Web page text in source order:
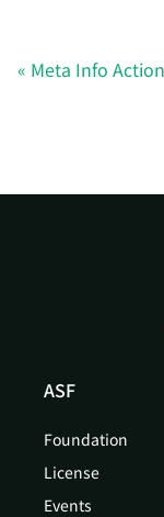
Meta Info Action
ASF
Foundation
License
Events